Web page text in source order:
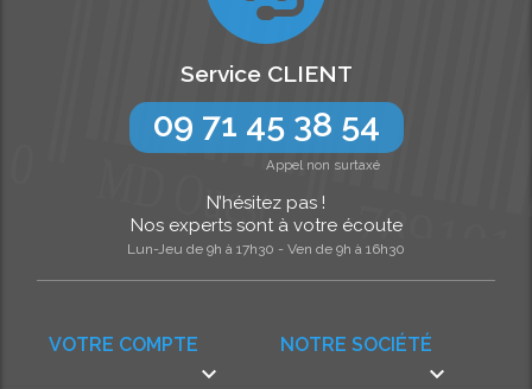
NOTRE SOCIÉTÉ

VOTRE COMPTE

Service CLIENT
09 71 45 38 54
Appel non surtaxé
N’hésitez pas !
Nos experts sont à votre écoute
Lun-Jeu de 9h à 17h30 - Ven de 9h à 16h30